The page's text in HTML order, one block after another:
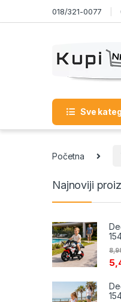
Skip to navigation018/321-0077
Sve
Početna
Najnoviji